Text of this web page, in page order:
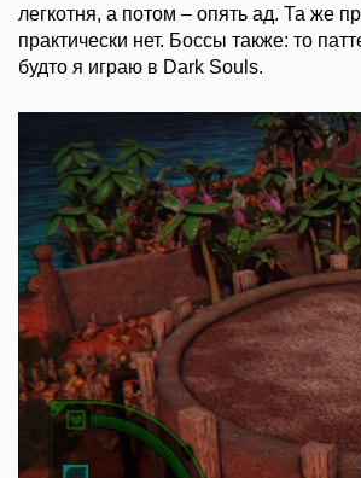
легкотня, а потом – опять ад. Та же
практически нет. Боссы также: то
будто я играю в Dark Souls.